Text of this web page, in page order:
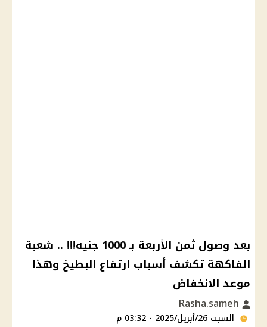
بعد وصول ثمن الأربعة بـ 1000 جنيه!!! .. شعبة
الفاكهة تكشف أسباب ارتفاع البطيخ وهذا
موعد الانخفاض
السبت 26/أبريل/2025 - 03:32 م